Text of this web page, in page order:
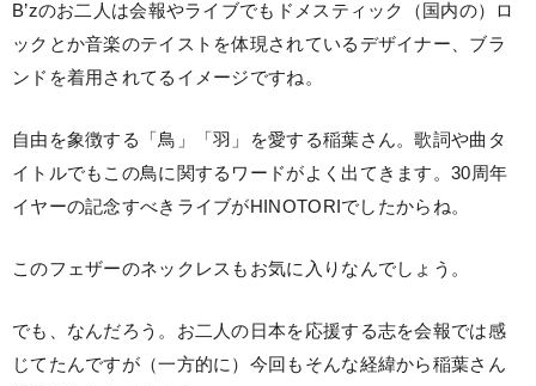
B’zのお二人は会報やライブでもドメスティック（国内の）ロ
ックとか音楽のテイストを体現されているデザイナー、ブラ
ンドを着用されてるイメージですね。
自由を象徴する「鳥」「羽」を愛する稲葉さん。歌詞や曲タ
イトルでもこの鳥に関するワードがよく出てきます。30周年
イヤーの記念すべきライブがHINOTORIでしたからね。
このフェザーのネックレスもお気に入りなんでしょう。
でも、なんだろう。お二人の日本を応援する志を会報では感
じてたんですが（一方的に）今回もそんな経緯から稲葉さん